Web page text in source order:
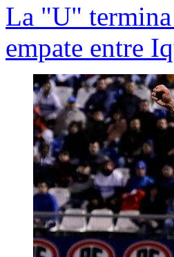
La "U"
empate entre